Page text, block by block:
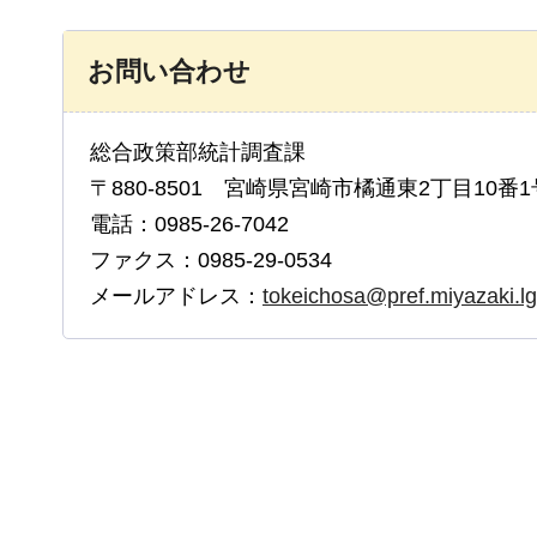
お問い合わせ
総合政策部統計調査課
〒880-8501 宮崎県宮崎市橘通東2丁目10番1
電話：0985-26-7042
ファクス：0985-29-0534
メールアドレス：